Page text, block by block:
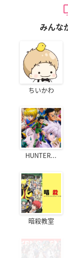
みんな
ちいかわ
HUNTER...
暗殺教室